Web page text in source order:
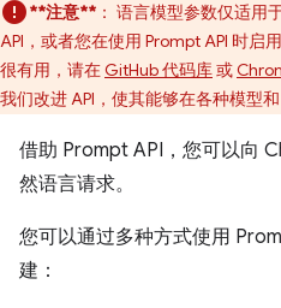
**注意** ： 语言模型参数仅适用
API，或者您在使用 Prompt API 时启
很有用，请在GitHub 代码库或
我们改进 API，使其能够在各种模型和
借助 Prompt API，您可以向
然语言请求。
您可以通过多种方式使用
建：